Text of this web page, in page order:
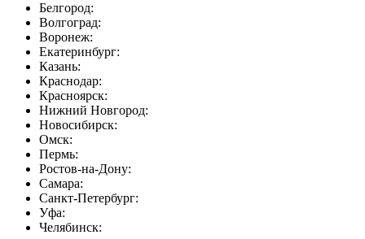
Белгород:
Волгоград:
Воронеж:
Екатеринбург:
Казань:
Краснодар:
Красноярск:
Нижний Новгород:
Новосибирск:
Омск:
Пермь:
Ростов-на-Дону:
Самара:
Санкт-Петербург:
Уфа:
Челябинск: